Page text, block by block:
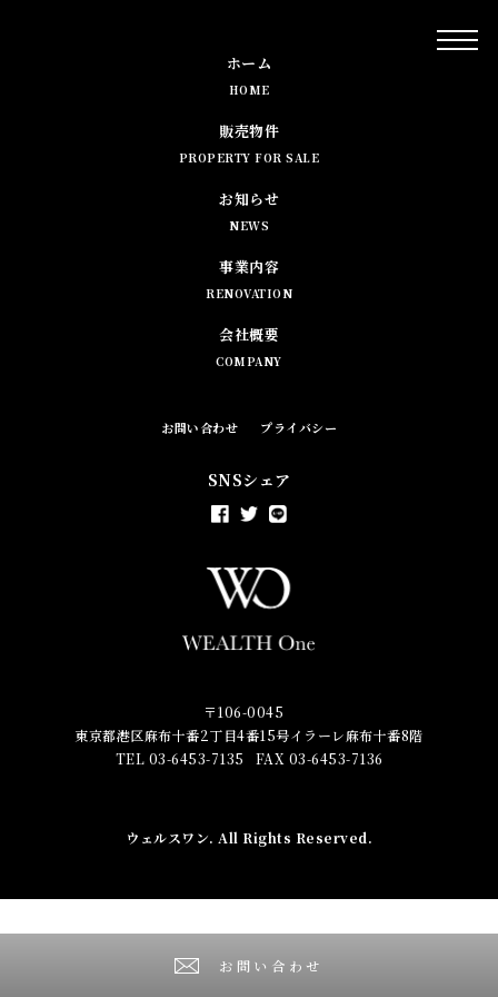
お問い合わせ
ホーム
HOME
販売物件
PROPERTY FOR SALE
お知らせ
NEWS
事業内容
RENOVATION
会社概要
COMPANY
お問い合わせ プライバシー
SNSシェア
〒106-0045
東京都港区麻布十番2丁目4番15号イラーレ麻布十番8階
TEL 03-6453-7135
FAX 03-6453-7136
ウェルスワン. All Rights Reserved.